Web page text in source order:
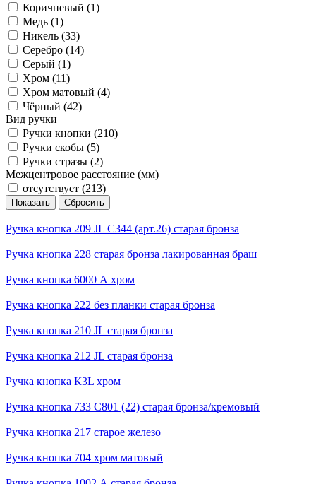
Коричневый (1)
Медь (1)
Никель (33)
Серебро (14)
Серый (1)
Хром (11)
Хром матовый (4)
Чёрный (42)
Вид ручки
Ручки кнопки (210)
Ручки скобы (5)
Ручки стразы (2)
Межцентровое расстояние (мм)
отсутствует (213)
Ручка кнопка 209 JL С344 (арт.26) старая бронза
Ручка кнопка 228 старая бронза лакированная браш
Ручка кнопка 6000 А хром
Ручка кнопка 222 без планки старая бронза
Ручка кнопка 210 JL старая бронза
Ручка кнопка 212 JL старая бронза
Ручка кнопка К3L хром
Ручка кнопка 733 C801 (22) старая бронза/кремовый
Ручка кнопка 217 старое железо
Ручка кнопка 704 хром матовый